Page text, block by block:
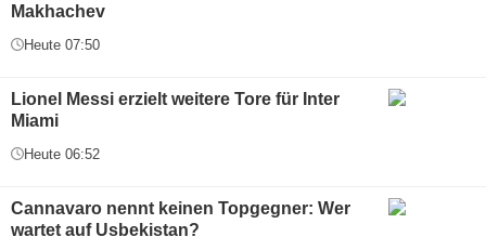
Makhachev
Heute 07:50
Lionel Messi erzielt weitere Tore für Inter
Miami
Heute 06:52
Cannavaro nennt keinen Topgegner: Wer
wartet auf Usbekistan?